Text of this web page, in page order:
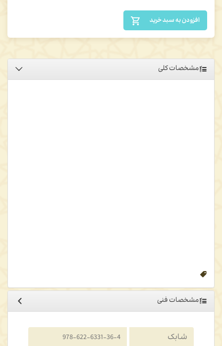
افزودن به سبد خرید
مشخصات کلی
مشخصات فنی
شابک 978-622-6331-36-4